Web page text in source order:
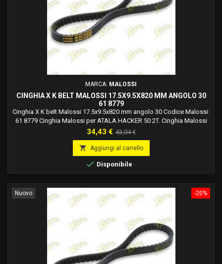
MARCA: MALOSSI
CINGHIA X K BELT MALOSSI 17.5X9.5X820 MM ANGOLO 30
61 8779
Cinghia X K belt Malossi 17.5x9.5x820 mm angolo 30 Codice Malossi:
61 8779 Cinghia Malossi per ATALA HACKER 50 2T. Cinghia Malossi
per ATALA HACKER 50 2T LC. Cinghia Malossi per ITALJET FORMULA
50 2T (F.MORINI). Cinghia Malossi per ITALJET FORMULA 50 2T LC
(F.MORINI). Cinghia Malossi per MALAGUTI CIAK 100 2T. Cinghia
Malossi per MALAGUTI CROSSER CR1 50...
Prezzo
34,43 € Prezzo
base
43,04 €
 Aggiungi al carrello
 Disponibile
-20%
Nuovo